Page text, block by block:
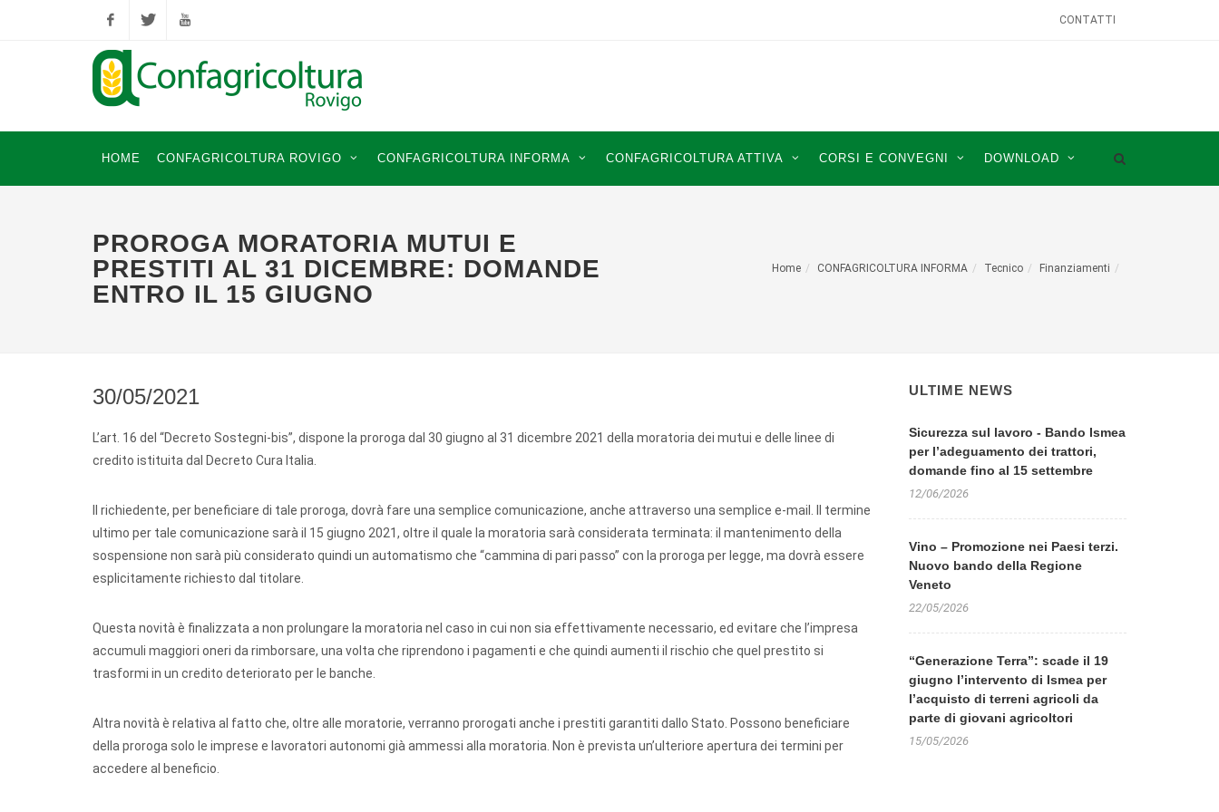
FacebookTwitter YouTube
CONTATTI
HOME CONFAGRICOLTURA ROVIGO CONFAGRICOLTURA INFORMA CONFAGRICOLTURA ATTIVA CORSI E CONVEGNI DOWNLOAD
PROROGA MORATORIA MUTUI E
PRESTITI AL 31 DICEMBRE: DOMANDE
ENTRO IL 15 GIUGNO
Home CONFAGRICOLTURA INFORMA Tecnico Finanziamenti
30/05/2021
L’art. 16 del “Decreto Sostegni-bis”, dispone la proroga dal 30 giugno al 31 dicembre 2021 della moratoria dei mutui e delle linee di
credito istituita dal Decreto Cura Italia.
Il richiedente, per beneficiare di tale proroga, dovrà fare una semplice comunicazione, anche attraverso una semplice e-mail. Il termine
ultimo per tale comunicazione sarà il 15 giugno 2021, oltre il quale la moratoria sarà considerata terminata: il mantenimento della
sospensione non sarà più considerato quindi un automatismo che “cammina di pari passo” con la proroga per legge, ma dovrà essere
esplicitamente richiesto dal titolare.
Questa novità è finalizzata a non prolungare la moratoria nel caso in cui non sia effettivamente necessario, ed evitare che l’impresa
accumuli maggiori oneri da rimborsare, una volta che riprendono i pagamenti e che quindi aumenti il rischio che quel prestito si
trasformi in un credito deteriorato per le banche.
Altra novità è relativa al fatto che, oltre alle moratorie, verranno prorogati anche i prestiti garantiti dallo Stato. Possono beneficiare
della proroga solo le imprese e lavoratori autonomi già ammessi alla moratoria. Non è prevista un’ulteriore apertura dei termini per
accedere al beneficio.
ULTIME NEWS
Sicurezza sul lavoro - Bando Ismea
per l’adeguamento dei trattori,
domande fino al 15 settembre
12/06/2026
Vino – Promozione nei Paesi terzi.
Nuovo bando della Regione
Veneto
22/05/2026
“Generazione Terra”: scade il 19
giugno l’intervento di Ismea per
l’acquisto di terreni agricoli da
parte di giovani agricoltori
15/05/2026